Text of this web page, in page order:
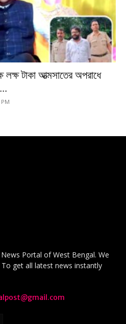
টাকা আত্মসাতের অপরাধে
Portal of West Bengal. We
get all latest news instantly